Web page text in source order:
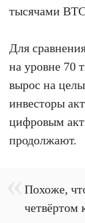
тысячами
Для
на уровне 70
вырос на
инвесторы
цифровым
продолжают.
Похоже,
четвёртом